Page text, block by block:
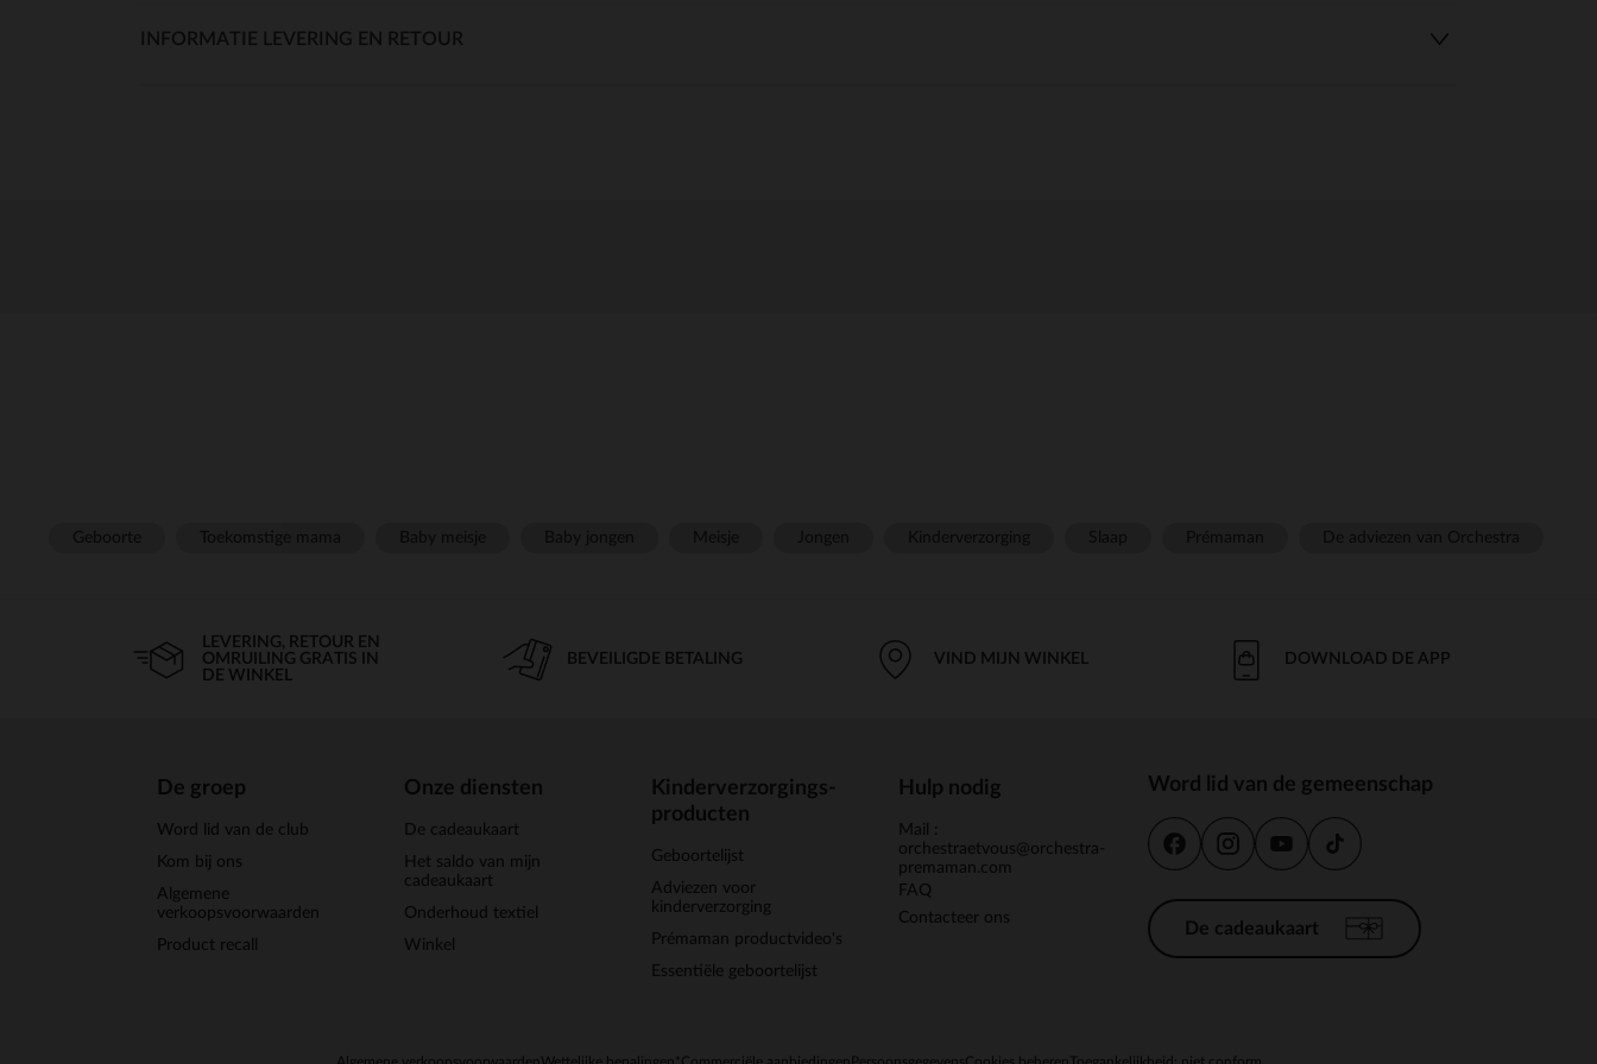
INFORMATIE LEVERING EN RETOUR
LEVERING, RETOUR EN
OMRUILING GRATIS IN
DE WINKEL
BEVEILIGDE BETALING VIND MIJN WINKEL DOWNLOAD DE APP
De groep
Word lid van de club
Kom bij ons
Algemene
verkoopsvoorwaarden
Product recall
Onze diensten
De cadeaukaart
Het saldo van mijn
cadeaukaart
Onderhoud textiel
Winkel
Kinderverzorgings-
producten
Geboortelijst
Adviezen voor
kinderverzorging
Prémaman productvideo's
Essentiële geboortelijst
Hulp nodig
Mail :
orchestraetvous@orchestra-
premaman.com
FAQ
Contacteer ons
Word lid van de gemeenschap
De cadeaukaart